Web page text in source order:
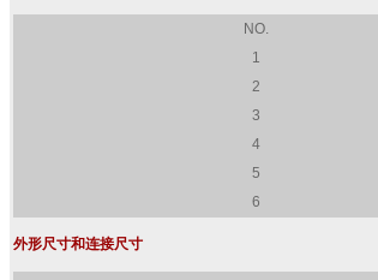
NO.
1
2
3
4
5
6
外形尺寸和连接尺寸